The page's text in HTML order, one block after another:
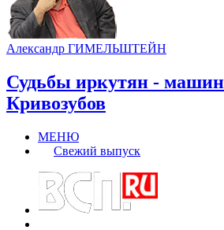
Александр ГИМЕЛЬШТЕЙН
Судьбы иркутян -
Кривозубов
МЕНЮ
Свежий выпуск